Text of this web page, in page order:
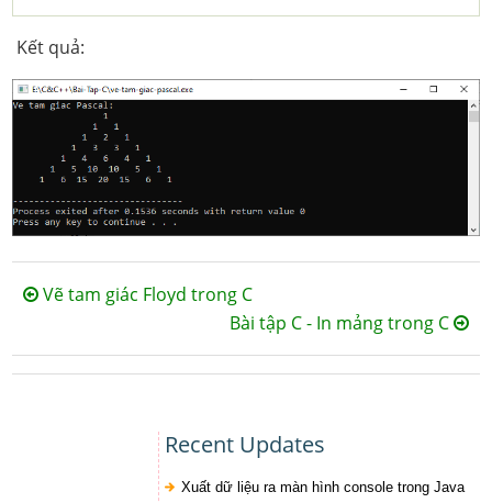
Kết quả:
Vẽ tam giác Floyd trong C
Bài tập C - In mảng trong C
Recent Updates
Xuất dữ liệu ra màn hình console trong Java